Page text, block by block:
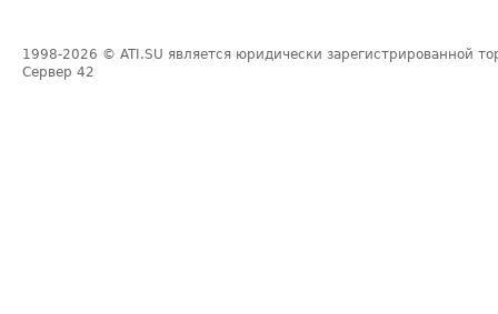
1998-2026 © ATI.SU является юридически зарегистрированной
Сервер 42